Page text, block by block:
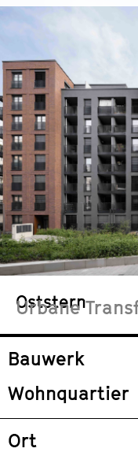
Oststern
Urbane
Bauwerk
Wohnquartier
Ort